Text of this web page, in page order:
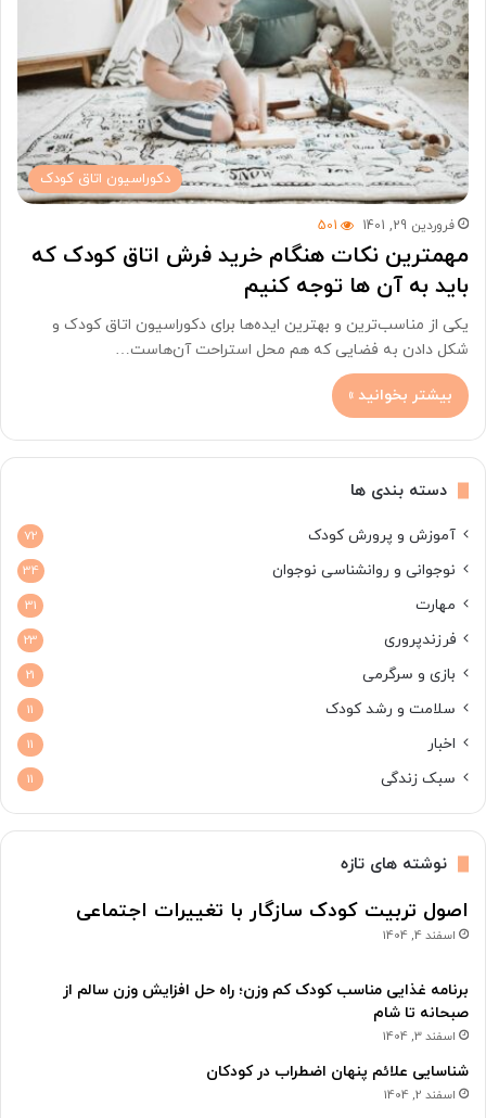
دکوراسیون اتاق کودک
فروردین 29, 1401 501
مهمترین نکات هنگام خرید فرش اتاق کودک که
باید به آن ها توجه کنیم
یکی از مناسب‌ترین و بهترین ایده‌ها برای دکوراسیون اتاق کودک و
شکل دادن به فضایی که هم محل استراحت آن‌هاست…
بیشتر بخوانید »
دسته بندی ها
آموزش و پرورش کودک 72
نوجوانی و روانشناسی نوجوان 34
مهارت 31
فرزندپروری 23
بازی و سرگرمی 21
سلامت و رشد کودک 11
اخبار 11
سبک زندگی 11
نوشته های تازه
اصول تربیت کودک سازگار با تغییرات اجتماعی
اسفند 4, 1404
برنامه غذایی مناسب کودک کم وزن؛ راه حل افزایش وزن سالم از
صبحانه تا شام
اسفند 3, 1404
شناسایی علائم پنهان اضطراب در کودکان
اسفند 2, 1404